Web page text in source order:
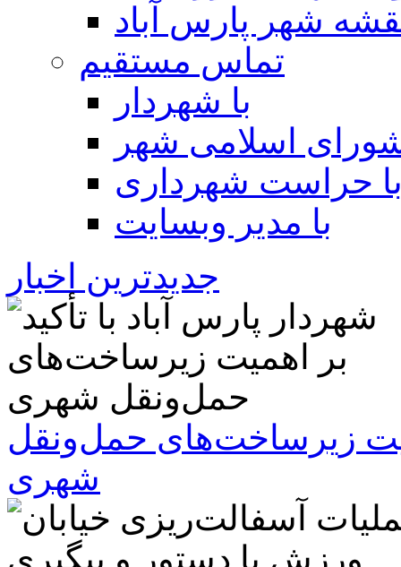
شهر پارس آباد
تماس مستقیم
با شهردار
اسلامی شهر
حراست شهرداری
با مدیر وبسایت
جدیدترین اخبار
زیرساخت‌های حمل‌ونقل
شهری